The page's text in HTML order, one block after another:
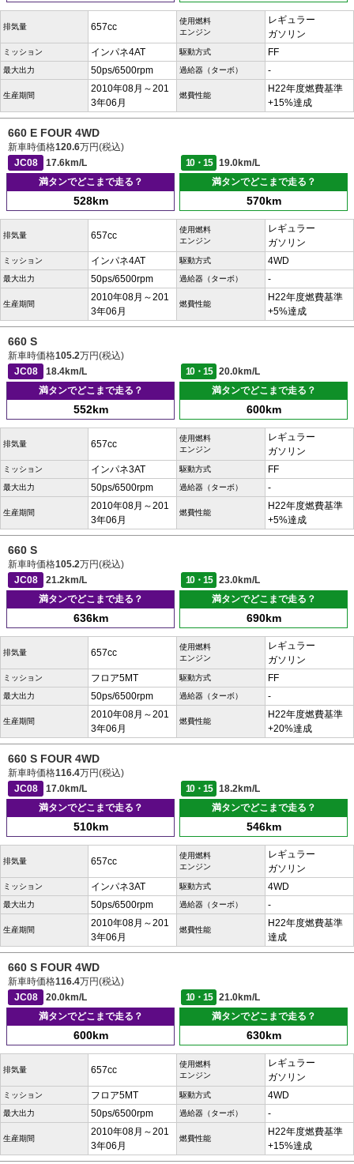
排気量 657cc
使用燃料
エンジン
レギュラー
ガソリン
ミッション インパネ4AT 駆動方式 FF
最大出力 50ps/6500rpm 過給器（ターボ） -
生産期間
2010年08月～201
3年06月
燃費性能
H22年度燃費基準
+15%達成
660 E FOUR 4WD
新車時価格120.6万円(税込)
JC08
17.6km/L 10・15
19.0km/L
満タンでどこまで走る？
528km
満タンでどこまで走る？
570km
排気量 657cc
使用燃料
エンジン
レギュラー
ガソリン
ミッション インパネ4AT 駆動方式 4WD
最大出力 50ps/6500rpm 過給器（ターボ） -
生産期間
2010年08月～201
3年06月
燃費性能
H22年度燃費基準
+5%達成
660 S
新車時価格105.2万円(税込)
JC08
18.4km/L 10・15
20.0km/L
満タンでどこまで走る？
552km
満タンでどこまで走る？
600km
排気量 657cc
使用燃料
エンジン
レギュラー
ガソリン
ミッション インパネ3AT 駆動方式 FF
最大出力 50ps/6500rpm 過給器（ターボ） -
生産期間
2010年08月～201
3年06月
燃費性能
H22年度燃費基準
+5%達成
660 S
新車時価格105.2万円(税込)
JC08
21.2km/L 10・15
23.0km/L
満タンでどこまで走る？
636km
満タンでどこまで走る？
690km
排気量 657cc
使用燃料
エンジン
レギュラー
ガソリン
ミッション フロア5MT 駆動方式 FF
最大出力 50ps/6500rpm 過給器（ターボ） -
生産期間
2010年08月～201
3年06月
燃費性能
H22年度燃費基準
+20%達成
660 S FOUR 4WD
新車時価格116.4万円(税込)
JC08
17.0km/L 10・15
18.2km/L
満タンでどこまで走る？
510km
満タンでどこまで走る？
546km
排気量 657cc
使用燃料
エンジン
レギュラー
ガソリン
ミッション インパネ3AT 駆動方式 4WD
最大出力 50ps/6500rpm 過給器（ターボ） -
生産期間
2010年08月～201
3年06月
燃費性能
H22年度燃費基準
達成
660 S FOUR 4WD
新車時価格116.4万円(税込)
JC08
20.0km/L 10・15
21.0km/L
満タンでどこまで走る？
600km
満タンでどこまで走る？
630km
排気量 657cc
使用燃料
エンジン
レギュラー
ガソリン
ミッション フロア5MT 駆動方式 4WD
最大出力 50ps/6500rpm 過給器（ターボ） -
生産期間
2010年08月～201
3年06月
燃費性能
H22年度燃費基準
+15%達成